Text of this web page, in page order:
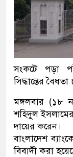
সংকটে পড়া
সিদ্ধান্তের
মঙ্গলবার (১৮
শহিদুল
দায়ের করেন।
বাংলাদেশ
বিবাদী করা